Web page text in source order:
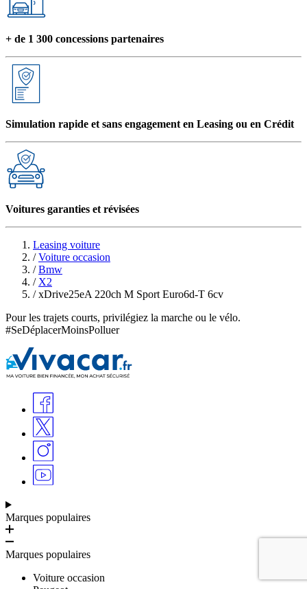
+ de 1 300 concessions partenaires
Simulation rapide et sans engagement en Leasing ou en Crédit
Voitures garanties et révisées
Leasing voiture
/ Voiture occasion
/ Bmw
/ X2
/ xDrive25eA 220ch M Sport Euro6d-T 6cv
Pour les trajets courts, privilégiez la marche ou le vélo.
#SeDéplacerMoinsPolluer
Marques populaires
Marques populaires
Voiture occasion